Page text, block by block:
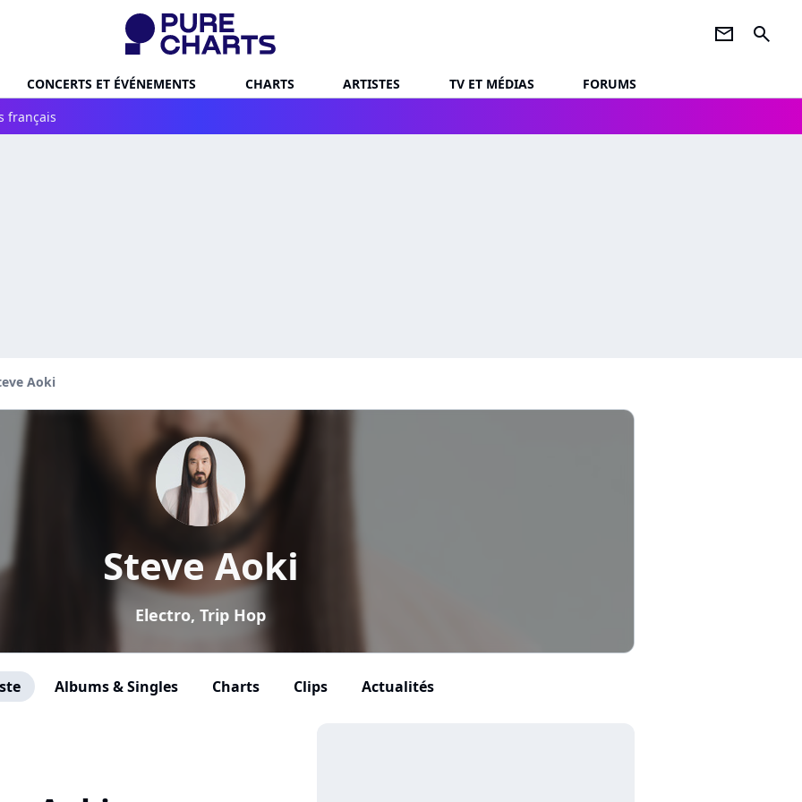
newsletter search
CONCERTS ET ÉVÉNEMENTS CHARTS ARTISTES TV ET MÉDIAS
FORUMS
français
Aoki
Steve Aoki
Electro, Trip Hop
Albums & Singles Charts Clips Actualités